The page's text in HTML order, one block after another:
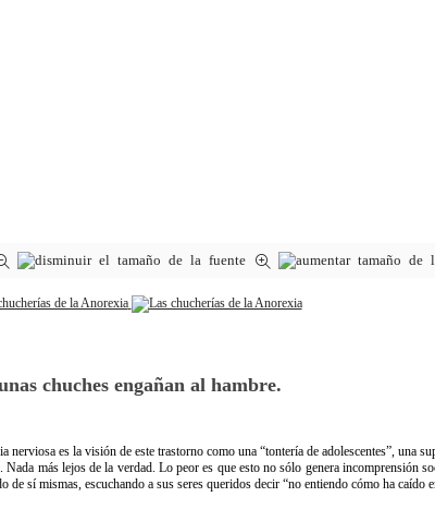
de la Anorexia
chuches engañan al hambre.
​nerviosa​ ​es​ ​la​ ​visión​ ​de​ ​este​ ​trastorno como​ ​una​ ​“tontería​ ​de​ ​adolescentes”,​ ​una​
​más​ ​lejos​ ​de​ ​la​ ​verdad.​ ​Lo​ ​peor​ ​es​ ​que​ ​esto no​ ​sólo​ ​genera​ ​incomprensión​
​de​ ​sí​ ​mismas,​ ​escuchando​ ​a​ ​sus​ ​seres​ ​queridos​ ​decir​ ​“no entiendo​ ​cómo​ ​ha​ ​caído​